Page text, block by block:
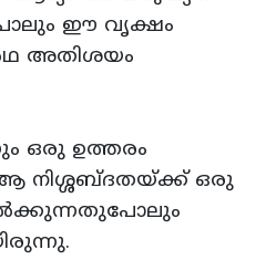
ഈ വൃക്ഷം
അതിശയം
ഒരു ഉത്തരം
ആ നിശ്ശബ്‌ദതയ്‌ക്ക്‌ ഒരു